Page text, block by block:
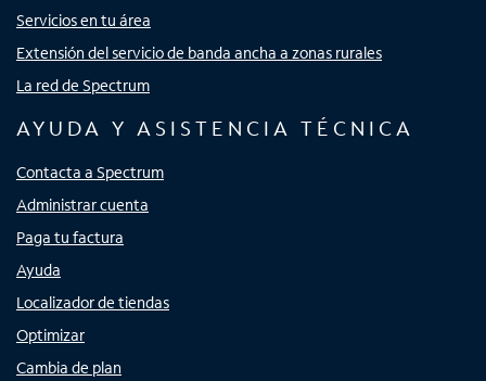
Servicios en tu área
Extensión del servicio de banda ancha a zonas rurales
La red de Spectrum
AYUDA Y ASISTENCIA TÉCNICA
Contacta a Spectrum
Administrar cuenta
Paga tu factura
Ayuda
Localizador de tiendas
Optimizar
Cambia de plan